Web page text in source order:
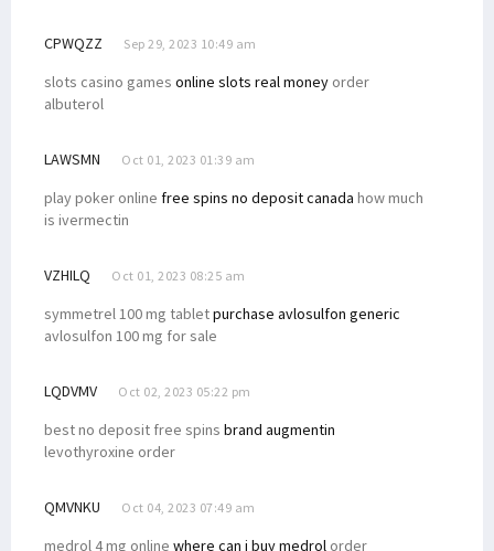
CPWQZZ Sep 29, 2023 10:49 am
slots casino games online slots real money order
albuterol
LAWSMN Oct 01, 2023 01:39 am
play poker online free spins no deposit canada how much
is ivermectin
VZHILQ Oct 01, 2023 08:25 am
symmetrel 100 mg tabletpurchase avlosulfon generic
avlosulfon 100 mg for sale
LQDVMV Oct 02, 2023 05:22 pm
best no deposit free spins brand augmentin
levothyroxine order
QMVNKU Oct 04, 2023 07:49 am
medrol 4 mg online where can i buy medrol order